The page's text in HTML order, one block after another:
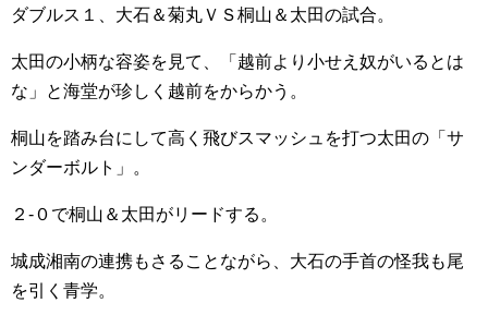
ダブルス１、大石＆菊丸ＶＳ桐山＆太田の試合。
太田の小柄な容姿を見て、「越前より小せえ奴がいるとは
な」と海堂が珍しく越前をからかう。
桐山を踏み台にして高く飛びスマッシュを打つ太田の「サ
ンダーボルト」。
２-０で桐山＆太田がリードする。
城成湘南の連携もさることながら、大石の手首の怪我も尾
を引く青学。